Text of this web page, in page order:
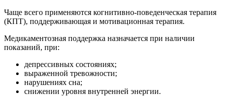
Чаще всего применяются когнитивно-поведенческая терапия
(КПТ), поддерживающая и мотивационная терапия.
Медикаментозная поддержка назначается при наличии
показаний, при:
депрессивных состояниях;
выраженной тревожности;
нарушениях сна;
снижении уровня внутренней энергии.